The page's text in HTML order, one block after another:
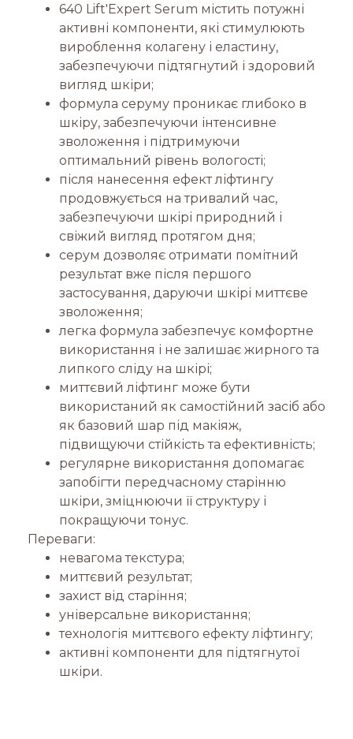
640 Lift'Expert Serum містить потужні
активні компоненти, які стимулюють
вироблення колагену і еластину,
забезпечуючи підтягнутий і здоровий
вигляд шкіри;
формула серуму проникає глибоко в
шкіру, забезпечуючи інтенсивне
зволоження і підтримуючи
оптимальний рівень вологості;
після нанесення ефект ліфтингу
продовжується на тривалий час,
забезпечуючи шкірі природний і
свіжий вигляд протягом дня;
серум дозволяє отримати помітний
результат вже після першого
застосування, даруючи шкірі миттєве
зволоження;
легка формула забезпечує комфортне
використання і не залишає жирного та
липкого сліду на шкірі;
миттєвий ліфтинг може бути
використаний як самостійний засіб або
як базовий шар під макіяж,
підвищуючи стійкість та ефективність;
регулярне використання допомагає
запобігти передчасному старінню
шкіри, зміцнюючи її структуру і
покращуючи тонус.
Переваги:
невагома текстура;
миттєвий результат;
захист від старіння;
універсальне використання;
технологія миттєвого ефекту ліфтингу;
активні компоненти для підтягнутої
шкіри.